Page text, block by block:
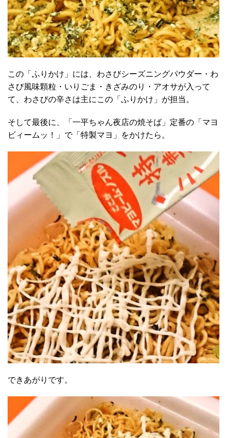
この「ふりかけ」には、わさびシーズニングパウダー・わ
さび風味顆粒・いりごま・きざみのり・アオサが入って
て、わさびの辛さは主にこの「ふりかけ」が担当。
そして最後に、「一平ちゃん夜店の焼そば」定番の「マヨ
ビィームッ！」で「特製マヨ」をかけたら。
できあがりです。